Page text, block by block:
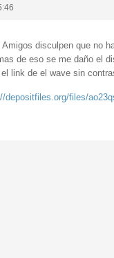
Amigos disculpen que no
de eso se me daño el
el link de el wave sin
depositfiles.org/files/